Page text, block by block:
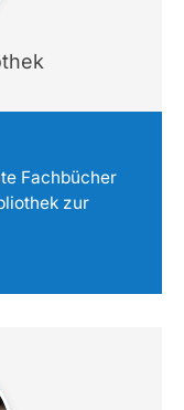
Fachbücher
zur